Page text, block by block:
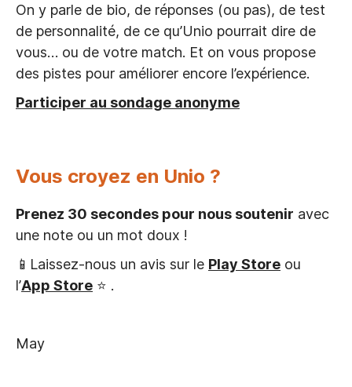
On y parle de bio, de réponses (ou pas), de test
de personnalité, de ce qu’Unio pourrait dire de
vous… ou de votre match. Et on vous propose
des pistes pour améliorer encore l’expérience.
Participer au sondage anonyme
Vous croyez en Unio ?
Prenez 30 secondes pour nous soutenir avec
une note ou un mot doux !
📱Laissez-nous un avis sur le Play Store ou
l’App Store ⭐ .
May